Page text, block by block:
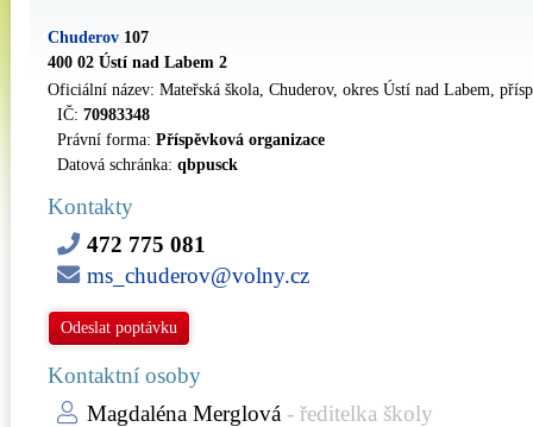
Chuderov 107
400 02 Ústí nad Labem 2
Oficiální název: Mateřská škola, Chuderov, okres Ústí nad Labem,
IČ: 70983348
Právní forma: Příspěvková organizace
Datová schránka: qbpusck
Kontakty
472 775 081
ms_chuderov@volny.cz
Odeslat poptávku
Kontaktní osoby
Magdaléna Merglová - ředitelka školy